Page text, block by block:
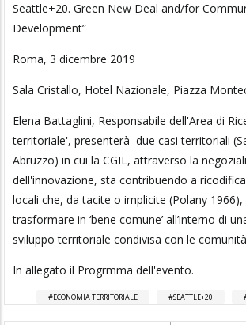
Seattle+20. Green New Deal and/for
Development”
Roma, 3 dicembre 2019
Sala Cristallo, Hotel Nazionale, Piazza
Elena Battaglini, Responsabile dell'Area di
territoriale', presenterà due casi territoriali
Abruzzo) in cui la CGIL, attraverso la
dell'innovazione, sta contribuendo a
locali che, da tacite o implicite (Polany
trasformare in ‘bene comune’ all’interno di
sviluppo territoriale condivisa con le
In allegato il Progrmma dell'evento.
ECONOMIA TERRITORIALE SEATTLE+20